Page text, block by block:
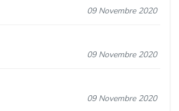
09 Novembre 2020
09 Novembre 2020
09 Novembre 2020